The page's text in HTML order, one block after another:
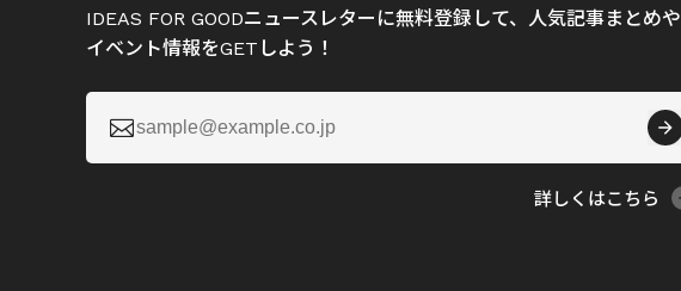
IDEAS FOR GOODニュースレターに無料登録して、人気記事まとめや
イベント情報をGETしよう！

詳しくはこちら